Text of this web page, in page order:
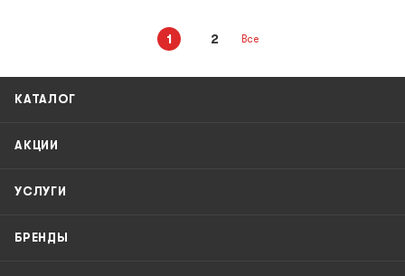
1 2 Все
КАТАЛОГ
АКЦИИ
УСЛУГИ
БРЕНДЫ